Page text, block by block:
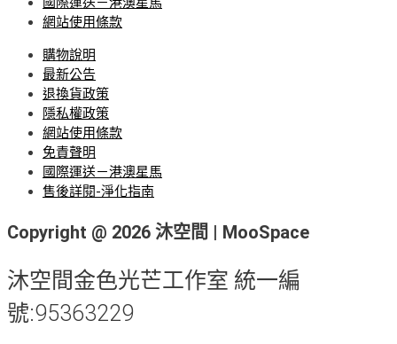
網站使用條款
購物說明
最新公告
退換貨政策
隱私權政策
網站使用條款
免責聲明
國際運送－港澳星馬
售後詳閱-淨化指南
Copyright @ 2026 沐空間 | MooSpace
沐空間金色光芒工作室 統一編
號:95363229